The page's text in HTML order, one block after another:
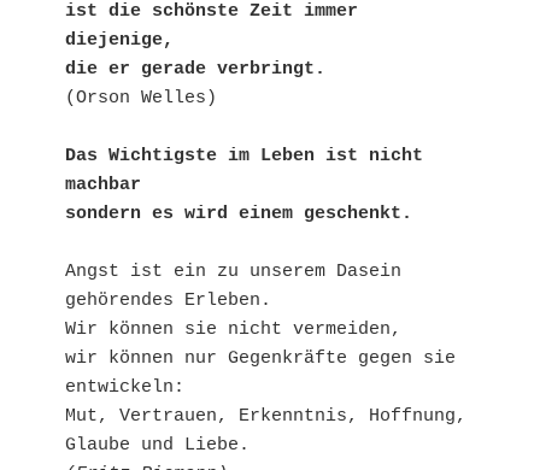
ist die schönste Zeit immer
diejenige,
die er gerade verbringt.
(Orson Welles)
Das Wichtigste im Leben ist nicht
machbar
sondern es wird einem geschenkt.
Angst ist ein zu unserem Dasein
gehörendes Erleben.
Wir können sie nicht vermeiden,
wir können nur Gegenkräfte gegen sie
entwickeln:
Mut, Vertrauen, Erkenntnis, Hoffnung,